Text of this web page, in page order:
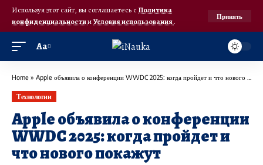
Используя этот сайт, вы соглашаетесь с Политика
конфиденциальностииУсловия использования.
Принять
Аа
Home » Apple объявила о конференции WWDC 2025: когда пройдет и что нового покажут
Технологии
Apple объявила о конференции
WWDC 2025: когда пройдет и
что нового покажут